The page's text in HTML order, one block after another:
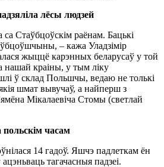
лёсы людзей
Стаўбцоўскім раёнам. Бацькі
– кажа Уладзімір
жыццё карэнных беларусаў у той
нашай краіны, у тым ліку
ў склад Польшчы, ведаю не толькі
шмат вывучаў, а найперш з
Мікалаевіча Стомы (светлай
польскім часам
14 гадоў. Яшчэ падлеткам ён
тагачасныя падзеі.